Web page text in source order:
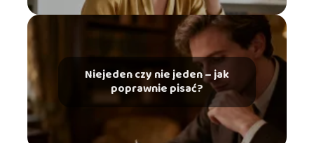
Niejeden czy nie jeden – jak
poprawnie pisać?